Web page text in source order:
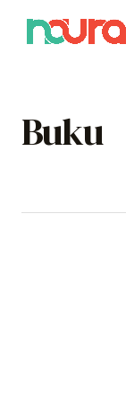
Buku